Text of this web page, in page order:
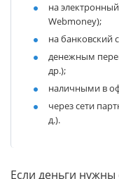
на
Webmoney);
на банковский
денежным
др.);
наличными в
через сети
д.).
Если деньги